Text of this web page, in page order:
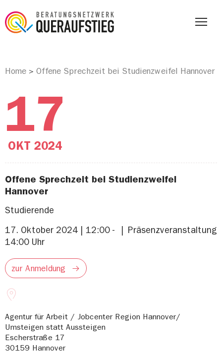
Home > Offene Sprechzeit bei Studienzweifel Hannover
17
OKT 2024
Offene Sprechzeit bei Studienzweifel
Hannover
Studierende
17. Oktober 2024 | 12:00 -
14:00 Uhr
Präsenzveranstaltung
zur Anmeldung
Agentur für Arbeit / Jobcenter Region Hannover/
Umsteigen statt Aussteigen
Escherstraße 17
30159 Hannover